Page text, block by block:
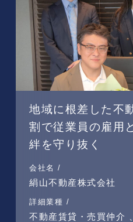
地域に根差した不
割で従業員の雇用
絆を守り抜く
会社名 /
絹山不動産株式会社
詳細業種 /
不動産賃貸・売買仲介